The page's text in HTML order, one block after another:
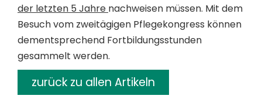
der letzten 5 Jahre nachweisen müssen. Mit dem
Besuch vom zweitägigen Pflegekongress können
dementsprechend Fortbildungsstunden
gesammelt werden.
zurück zu allen Artikeln